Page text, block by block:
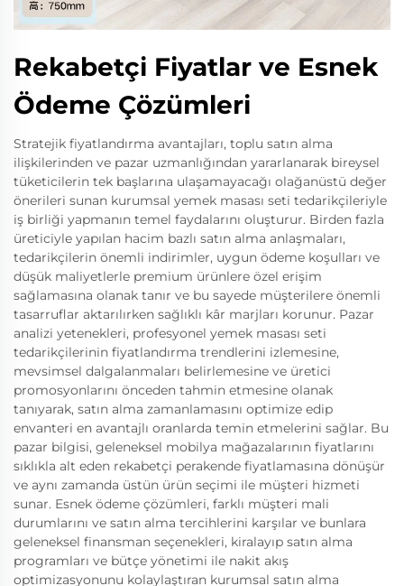
Rekabetçi Fiyatlar ve Esnek
Ödeme Çözümleri
Stratejik fiyatlandırma avantajları, toplu satın alma
ilişkilerinden ve pazar uzmanlığından yararlanarak bireysel
tüketicilerin tek başlarına ulaşamayacağı olağanüstü değer
önerileri sunan kurumsal yemek masası seti tedarikçileriyle
iş birliği yapmanın temel faydalarını oluşturur. Birden fazla
üreticiyle yapılan hacim bazlı satın alma anlaşmaları,
tedarikçilerin önemli indirimler, uygun ödeme koşulları ve
düşük maliyetlerle premium ürünlere özel erişim
sağlamasına olanak tanır ve bu sayede müşterilere önemli
tasarruflar aktarılırken sağlıklı kâr marjları korunur. Pazar
analizi yetenekleri, profesyonel yemek masası seti
tedarikçilerinin fiyatlandırma trendlerini izlemesine,
mevsimsel dalgalanmaları belirlemesine ve üretici
promosyonlarını önceden tahmin etmesine olanak
tanıyarak, satın alma zamanlamasını optimize edip
envanteri en avantajlı oranlarda temin etmelerini sağlar. Bu
pazar bilgisi, geleneksel mobilya mağazalarının fiyatlarını
sıklıkla alt eden rekabetçi perakende fiyatlamasına dönüşür
ve aynı zamanda üstün ürün seçimi ile müşteri hizmeti
sunar. Esnek ödeme çözümleri, farklı müşteri mali
durumlarını ve satın alma tercihlerini karşılar ve bunlara
geleneksel finansman seçenekleri, kiralayıp satın alma
programları ve bütçe yönetimi ile nakit akış
optimizasyonunu kolaylaştıran kurumsal satın alma